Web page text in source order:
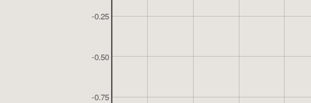
-0.75
-0.50
-0.25